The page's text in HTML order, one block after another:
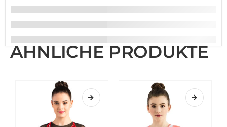
ÄHNLICHE PRODUKTE